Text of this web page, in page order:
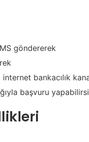
göndererek
bankacılık
başvuru